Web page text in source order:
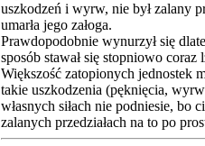
uszkodzeń i wyrw, nie był zalany
umarła jego załoga.
Prawdopodobnie wynurzył się
sposób stawał się stopniowo coraz
Większość zatopionych jednostek
takie uszkodzenia (pęknięcia,
własnych siłach nie podniesie, bo
zalanych przedziałach na to po